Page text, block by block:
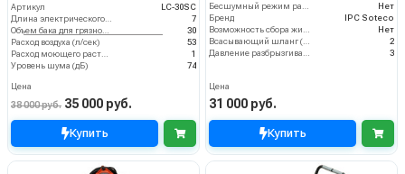
Артикул
LC-30SC
7
30
Расход воздуха (л/сек)
53
1
Уровень шума (дБ)
74
Цена
38 000 руб. 35 000 руб.
Купить
Нет
Бренд
IPC Soteco
Нет
2
3
Цена
31 000 руб.
Купить